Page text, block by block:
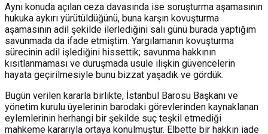
Aynı konuda açılan ceza davasında ise soruşturma aşamasının
hukuka aykırı yürütüldüğünü, buna karşın kovuşturma
aşamasının adil şekilde ilerlediğini salı günü burada yaptığım
savunmada da ifade etmiştim. Yargılamanın kovuşturma
sürecinin adil işlediğini hissettik; savunma hakkının
kısıtlanmaması ve duruşmada usule ilişkin güvencelerin
hayata geçirilmesiyle bunu bizzat yaşadık ve gördük.
Bugün verilen kararla birlikte, İstanbul Barosu Başkanı ve
yönetim kurulu üyelerinin barodaki görevlerinden kaynaklanan
eylemlerinin herhangi bir şekilde suç teşkil etmediği
mahkeme kararıyla ortaya konulmuştur. Elbette bir hakkın iade